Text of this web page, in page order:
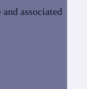
associated